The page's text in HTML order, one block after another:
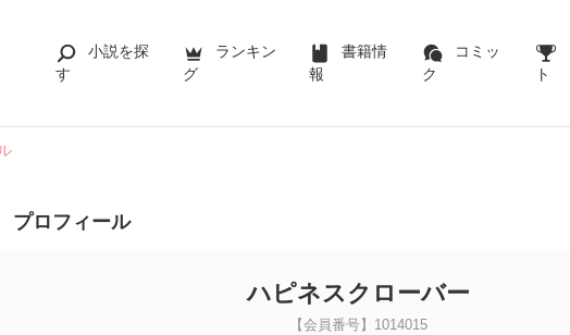
小説を探
す
ランキン
グ
書籍情
報
コミッ
ク
ト
プロフィール
ハピネスクローバー
【会員番号】1014015